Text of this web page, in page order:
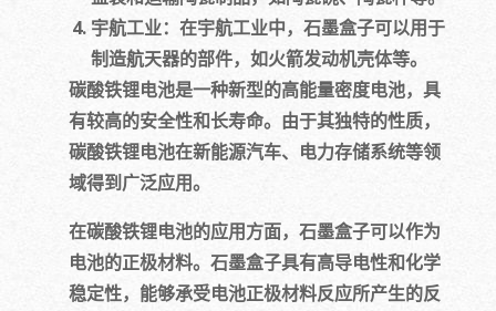
宇航工业：在宇航工业中，石墨盒子可以用于
制造航天器的部件，如火箭发动机壳体等。
碳酸铁锂电池是一种新型的高能量密度电池，具
有较高的安全性和长寿命。由于其独特的性质，
碳酸铁锂电池在新能源汽车、电力存储系统等领
域得到广泛应用。
在碳酸铁锂电池的应用方面，石墨盒子可以作为
电池的正极材料。石墨盒子具有高导电性和化学
稳定性，能够承受电池正极材料反应所产生的反